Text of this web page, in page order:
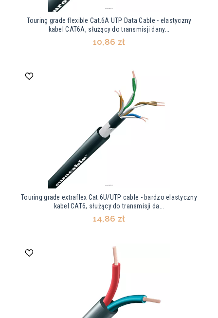
Touring grade flexible Cat.6A UTP Data Cable - elastyczny
kabel CAT6A, służący do transmisji dany...
10,86 zł
Touring grade extraflex Cat.6U/UTP cable - bardzo elastyczny
kabel CAT6, służący do transmisji da...
14,86 zł